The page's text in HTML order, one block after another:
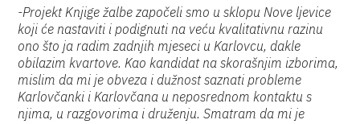
-Projekt Knjige žalbe započeli smo u sklopu Nove ljevice
koji će nastaviti i podignuti na veću kvalitativnu razinu
ono što ja radim zadnjih mjeseci u Karlovcu, dakle
obilazim kvartove. Kao kandidat na skorašnjim izborima,
mislim da mi je obveza i dužnost saznati probleme
Karlovčanki i Karlovčana u neposrednom kontaktu s
njima, u razgovorima i druženju. Smatram da mi je